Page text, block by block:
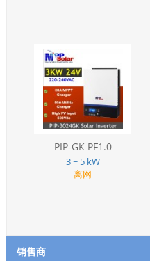
PIP-GK PF1.0
3 ~ 5 kW
离网
销售商